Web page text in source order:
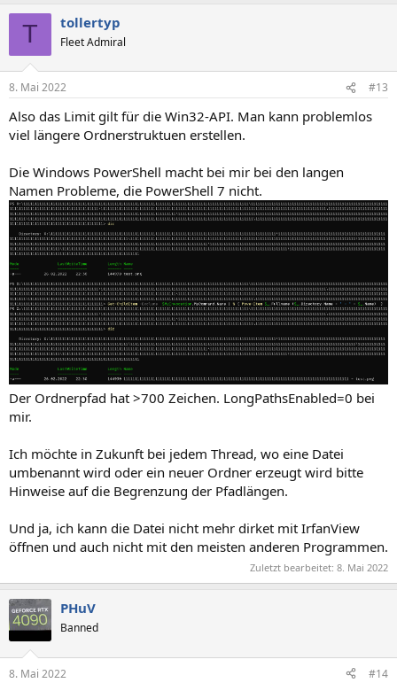
T tollertyp
Fleet Admiral
8. Mai 2022 #13
Also das Limit gilt für die Win32-API. Man kann problemlos
viel längere Ordnerstruktuen erstellen.
Die Windows PowerShell macht bei mir bei den langen
Namen Probleme, die PowerShell 7 nicht.
Der Ordnerpfad hat >700 Zeichen. LongPathsEnabled=0 bei
mir.
Ich möchte in Zukunft bei jedem Thread, wo eine Datei
umbenannt wird oder ein neuer Ordner erzeugt wird bitte
Hinweise auf die Begrenzung der Pfadlängen.
Und ja, ich kann die Datei nicht mehr dirket mit IrfanView
öffnen und auch nicht mit den meisten anderen Programmen.
Zuletzt bearbeitet: 8. Mai 2022
PHuV
Banned
8. Mai 2022 #14